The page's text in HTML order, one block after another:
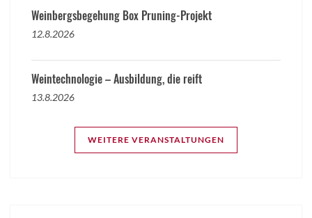
Weinbergsbegehung Box Pruning-Projekt
12.8.2026
Weintechnologie – Ausbildung, die reift
13.8.2026
WEITERE VERANSTALTUNGEN